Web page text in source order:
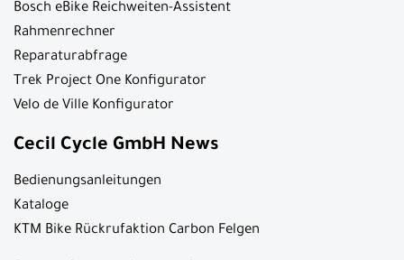
Bosch eBike Reichweiten-Assistent
Rahmenrechner
Reparaturabfrage
Trek Project One Konfigurator
Velo de Ville Konfigurator
Cecil Cycle GmbH News
Bedienungsanleitungen
Kataloge
KTM Bike Rückrufaktion Carbon Felgen